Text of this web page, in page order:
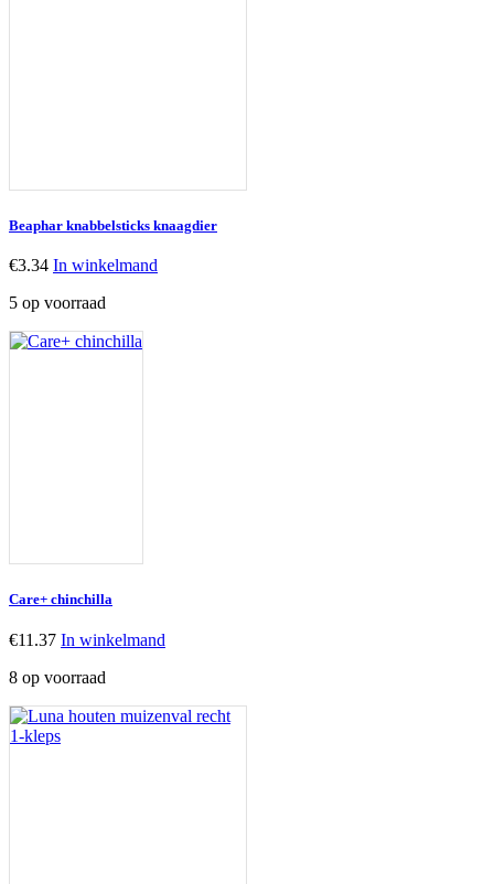
Beaphar knabbelsticks knaagdier
€3.34 In winkelmand
5 op voorraad
Care+ chinchilla
€11.37 In winkelmand
8 op voorraad